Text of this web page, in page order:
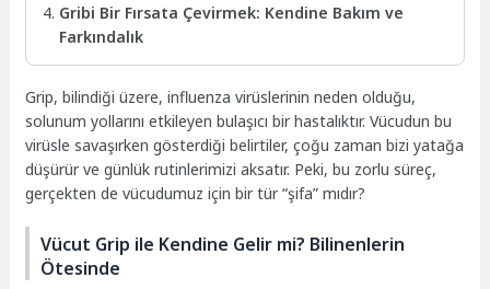
Gribi Bir Fırsata Çevirmek: Kendine Bakım ve
Farkındalık
Grip, bilindiği üzere, influenza virüslerinin neden olduğu,
solunum yollarını etkileyen bulaşıcı bir hastalıktır. Vücudun bu
virüsle savaşırken gösterdiği belirtiler, çoğu zaman bizi yatağa
düşürür ve günlük rutinlerimizi aksatır. Peki, bu zorlu süreç,
gerçekten de vücudumuz için bir tür “şifa” mıdır?
Vücut Grip ile Kendine Gelir mi? Bilinenlerin
Ötesinde